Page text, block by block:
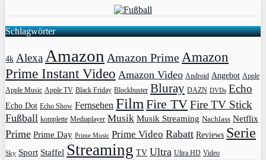
Schlagwörter
4k AlexaAmazon Amazon PrimeAmazon
Prime Instant Video Amazon Video Android Angebot Apple
Apple Music Apple TV Black Friday Blockbuster Bluray DAZN DVDs Echo
Echo Dot Echo Show Fernsehen FilmFire TVFire TV Stick
Fußball komplette Mediaplayer Musik Musik Streaming Nachlass Netflix
Prime Prime Day Prime Music Prime Video Rabatt Reviews Serie
Sky Sport Staffel Streaming TV Ultra Ultra HD Video